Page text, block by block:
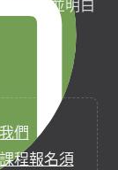
活，並明白
們
課程報名須